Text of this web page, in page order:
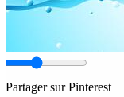
Partager sur Pinterest